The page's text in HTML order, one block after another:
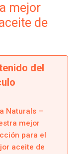
mejor
de
del
Naturals –
mejor
para el
aceite de